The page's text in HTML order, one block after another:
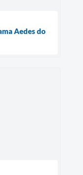
Aedes do